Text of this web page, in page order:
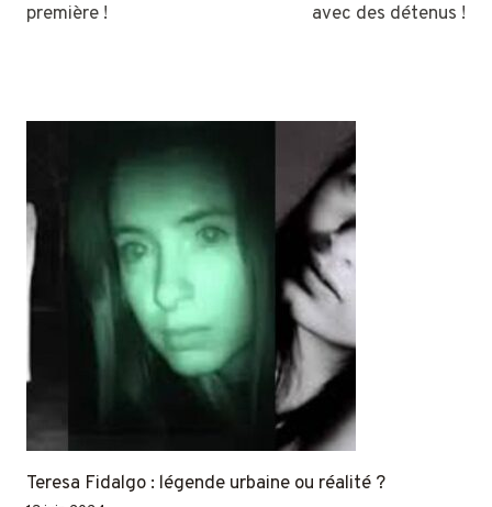
première !
avec des détenus !
Teresa Fidalgo : légende urbaine ou réalité ?